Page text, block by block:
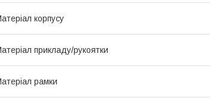
корпусу
прикладу/рукоятки
рамки